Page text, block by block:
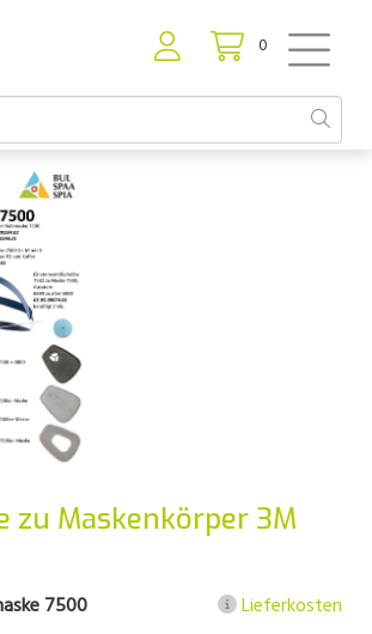
0
zu Maskenkörper 3M
7500
Lieferkosten